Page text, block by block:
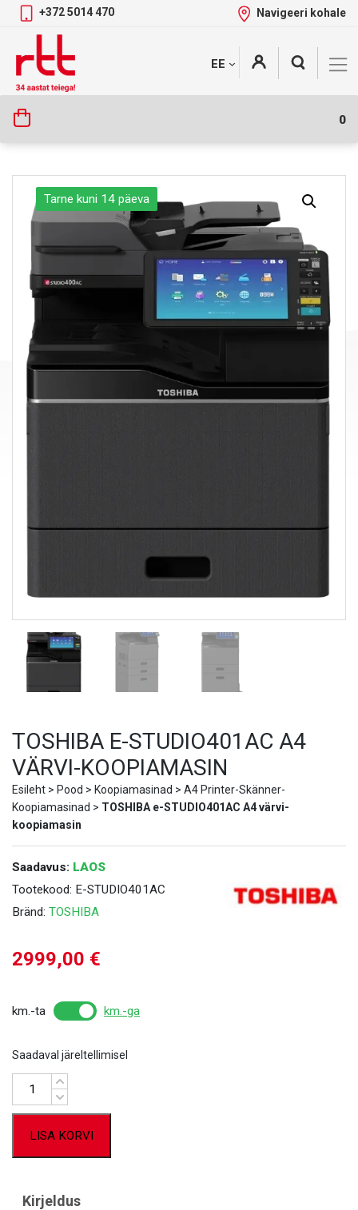
Skip
content
+372 5014 470 Navigeeri kohale
EE
0
Tootekategooriad +
Tarne kuni 14 päeva
TOSHIBA E-STUDIO401AC A4
VÄRVI-KOOPIAMASIN
Esileht > Pood > Koopiamasinad > A4 Printer-Skänner-
Koopiamasinad > TOSHIBA e-STUDIO401AC A4 värvi-
koopiamasin
Saadavus: LAOS
Tootekood: E-STUDIO401AC
Bränd: TOSHIBA
2999,00 €
km.-ta km.-ga
Saadaval järeltellimisel
Kogus
LISA KORVI
Kirjeldus